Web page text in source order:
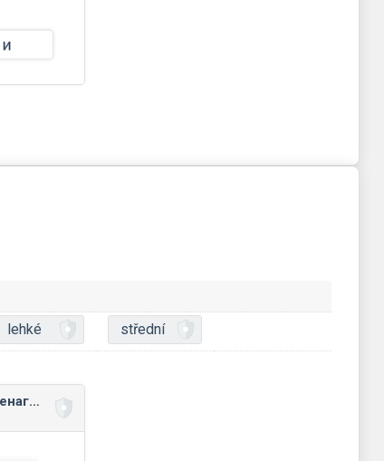
lehké střední
Правопис голосних ненаголошених звуків Е та И у префіксах